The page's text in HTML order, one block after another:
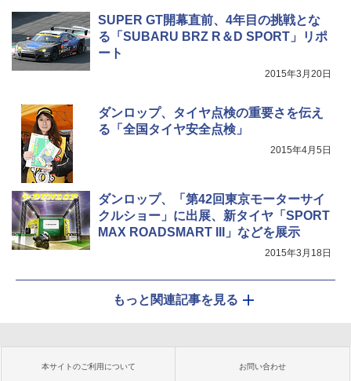
SUPER GT開幕直前、4年目の挑戦とな
る「SUBARU BRZ R＆D SPORT」リポ
ート
2015年3月20日
ダンロップ、タイヤ点検の重要さを伝え
る「全国タイヤ安全点検」
2015年4月5日
ダンロップ、「第42回東京モーターサイ
クルショー」に出展、新タイヤ「SPORT
MAX ROADSMART III」などを展示
2015年3月18日
もっと関連記事を見る
本サイトのご利用について お問い合わせ